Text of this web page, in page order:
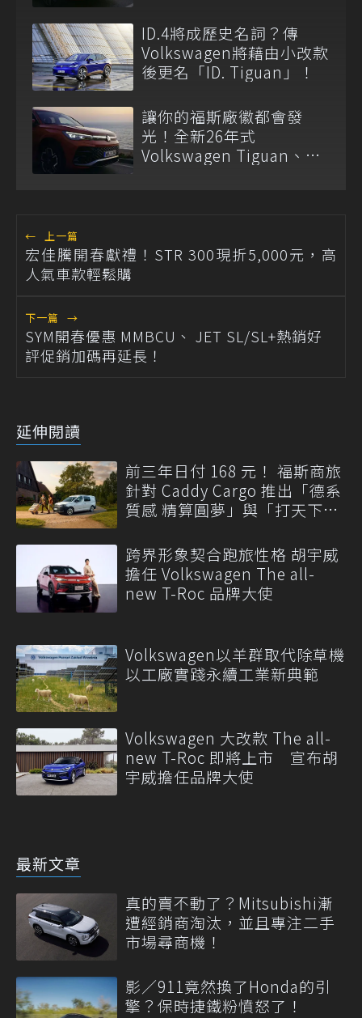
ID.4將成歷史名詞？傳
Volkswagen將藉由小改款
後更名「ID. Tiguan」！
讓你的福斯廠徽都會發
光！全新26年式
Volkswagen Tiguan、
← 上一篇
宏佳騰開春獻禮！STR 300現折5,000元，高
人氣車款輕鬆購
下一篇 →
SYM開春優惠 MMBCU、 JET SL/SL+熱銷好
評促銷加碼再延長！
延伸閱讀
前三年日付 168 元！ 福斯商旅
針對 Caddy Cargo 推出「德系
質感 精算圓夢」與「打天下」
跨界形象契合跑旅性格 胡宇威
擔任 Volkswagen The all-
new T-Roc 品牌大使
Volkswagen以羊群取代除草機
以工廠實踐永續工業新典範
Volkswagen 大改款 The all-
new T-Roc 即將上市 宣布胡
宇威擔任品牌大使
最新文章
真的賣不動了？Mitsubishi漸
遭經銷商淘汰，並且專注二手
市場尋商機！
影／911竟然換了Honda的引
擎？保時捷鐵粉憤怒了！